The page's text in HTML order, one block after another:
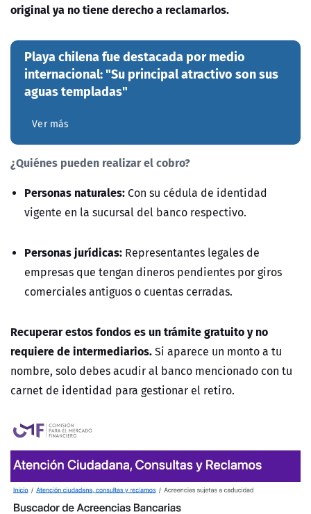
original ya no tiene derecho a reclamarlos.
Playa chilena fue destacada por medio
internacional: "Su principal atractivo son sus
aguas templadas"
Ver más
¿Quiénes pueden realizar el cobro?
Personas naturales:Con su cédula de identidad
vigente en la sucursal del banco respectivo.
Personas jurídicas: Representantes legales de
empresas que tengan dineros pendientes por giros
comerciales antiguos o cuentas cerradas.
Recuperar estos fondos es un trámite gratuito y no
requiere de intermediarios.Si aparece un monto a tu
nombre, solo debes acudir al banco mencionado con tu
carnet de identidad para gestionar el retiro.